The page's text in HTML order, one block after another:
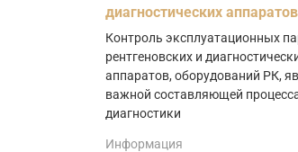
диагностических аппаратов
Контроль эксплуатационных
рентгеновских и
аппаратов, оборудований РК,
важной составляющей
диагностики
Информация